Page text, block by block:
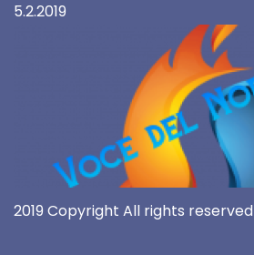
5.2.2019
2019 Copyright All rights reserved